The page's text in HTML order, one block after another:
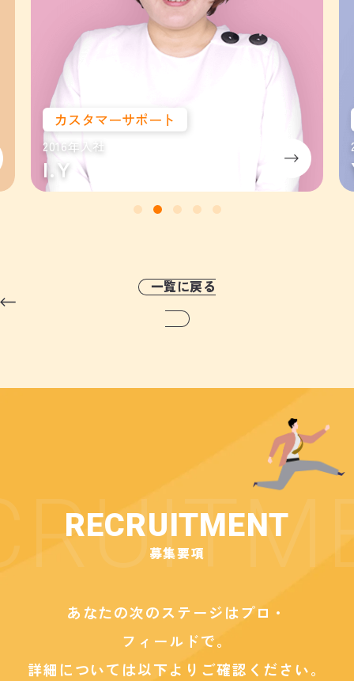
カスタマーサポート
2016年入社
I.Y
一覧に戻る
RECRUITMENT
募集要項
あなたの次のステージはプロ・
フィールドで。
詳細については以下よりご確認ください。